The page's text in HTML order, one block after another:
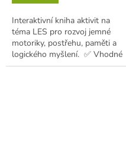
Interaktivní kniha aktivit na
téma LES pro rozvoj jemné
motoriky, postřehu, paměti a
logického myšlení. ✅ Vhodné
pro děti od 1 do 5...